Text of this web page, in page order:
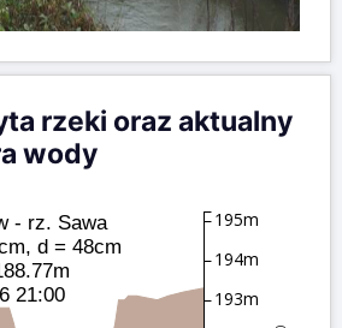
rzeki oraz aktualny
wody
193m
194m
195m
- rz. Sawa
d = 48cm
21:00